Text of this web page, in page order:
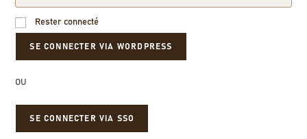
Rester connecté
OU
SE CONNECTER VIA SSO